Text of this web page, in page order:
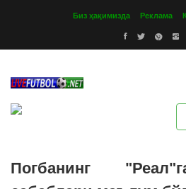
Биз ҳақимизда Реклама
Погбанинг